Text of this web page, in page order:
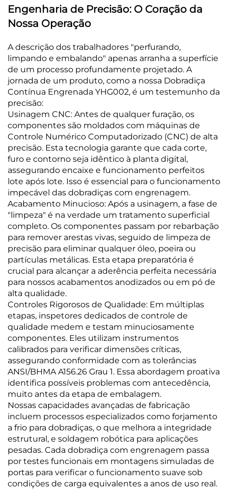
Engenharia de Precisão: O Coração da
Nossa Operação
A descrição dos trabalhadores "perfurando,
limpando e embalando" apenas arranha a superfície
de um processo profundamente projetado. A
jornada de um produto, como a nossa Dobradiça
Contínua Engrenada YHG002, é um testemunho da
precisão:
Usinagem CNC: Antes de qualquer furação, os
componentes são moldados com máquinas de
Controle Numérico Computadorizado (CNC) de alta
precisão. Esta tecnologia garante que cada corte,
furo e contorno seja idêntico à planta digital,
assegurando encaixe e funcionamento perfeitos
lote após lote. Isso é essencial para o funcionamento
impecável das dobradiças com engrenagem.
Acabamento Minucioso: Após a usinagem, a fase de
"limpeza" é na verdade um tratamento superficial
completo. Os componentes passam por rebarbação
para remover arestas vivas, seguido de limpeza de
precisão para eliminar qualquer óleo, poeira ou
partículas metálicas. Esta etapa preparatória é
crucial para alcançar a aderência perfeita necessária
para nossos acabamentos anodizados ou em pó de
alta qualidade.
Controles Rigorosos de Qualidade: Em múltiplas
etapas, inspetores dedicados de controle de
qualidade medem e testam minuciosamente
componentes. Eles utilizam instrumentos
calibrados para verificar dimensões críticas,
assegurando conformidade com as tolerâncias
ANSI/BHMA A156.26 Grau 1. Essa abordagem proativa
identifica possíveis problemas com antecedência,
muito antes da etapa de embalagem.
Nossas capacidades avançadas de fabricação
incluem processos especializados como forjamento
a frio para dobradiças, o que melhora a integridade
estrutural, e soldagem robótica para aplicações
pesadas. Cada dobradiça com engrenagem passa
por testes funcionais em montagens simuladas de
portas para verificar o funcionamento suave sob
condições de carga equivalentes a anos de uso real.